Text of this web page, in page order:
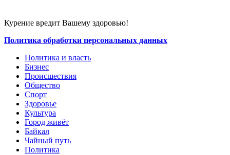
Курение вредит Вашему здоровью!
Политика обработки персональных данных
Политика и власть
Бизнес
Происшествия
Общество
Cпорт
Здоровье
Культура
Город живёт
Байкал
Чайный путь
Политика